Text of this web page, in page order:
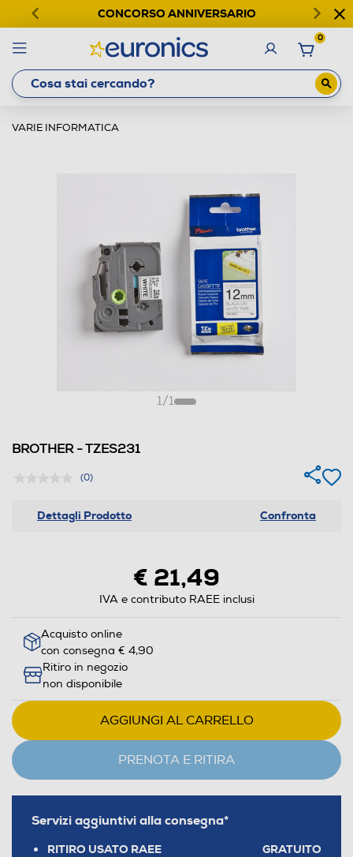
CONCORSO ANNIVERSARIO
0
VARIE INFORMATICA
1/1
BROTHER - TZES231
(0)
Dettagli Prodotto Confronta
€ 21,49
IVA e contributo RAEE inclusi
Acquisto online
con consegna € 4,90
Ritiro in negozio
non disponibile
AGGIUNGI AL CARRELLO
PRENOTA E RITIRA
Servizi aggiuntivi alla consegna*
RITIRO USATO RAEE GRATUITO